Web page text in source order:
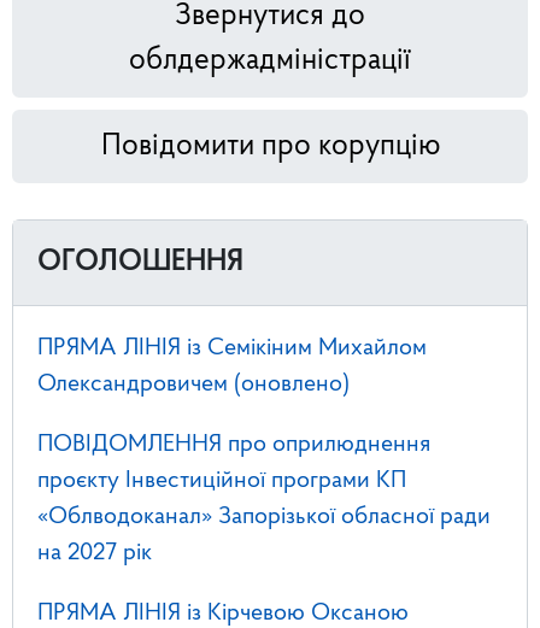
Звернутися до
облдержадміністрації
Повідомити про корупцію
ОГОЛОШЕННЯ
ПРЯМА ЛІНІЯ із Семікіним Михайлом
Олександровичем (оновлено)
ПОВІДОМЛЕННЯ про оприлюднення
проєкту Інвестиційної програми КП
«Облводоканал» Запорізької обласної ради
на 2027 рік
ПРЯМА ЛІНІЯ із Кірчевою Оксаною